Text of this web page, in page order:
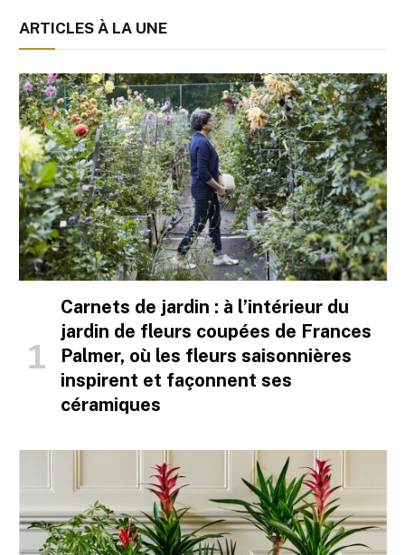
ARTICLES À LA UNE
Carnets de jardin : à l’intérieur du
jardin de fleurs coupées de Frances
Palmer, où les fleurs saisonnières
inspirent et façonnent ses
céramiques